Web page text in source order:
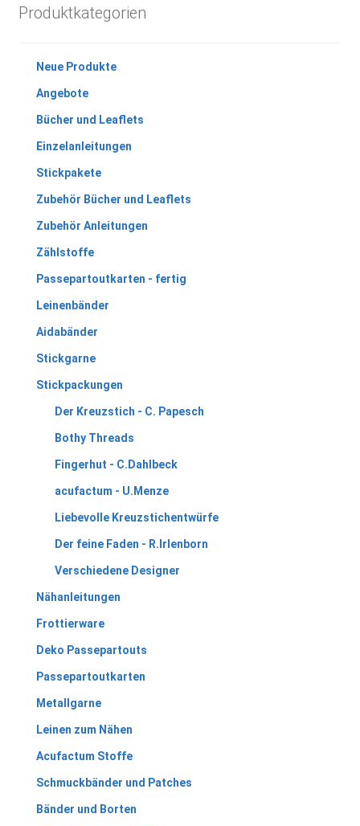
Produktkategorien
Neue Produkte
Angebote
Bücher und Leaflets
Einzelanleitungen
Stickpakete
Zubehör Bücher und Leaflets
Zubehör Anleitungen
Zählstoffe
Passepartoutkarten - fertig
Leinenbänder
Aidabänder
Stickgarne
Stickpackungen
Der Kreuzstich - C. Papesch
Bothy Threads
Fingerhut - C.Dahlbeck
acufactum - U.Menze
Liebevolle Kreuzstichentwürfe
Der feine Faden - R.Irlenborn
Verschiedene Designer
Nähanleitungen
Frottierware
Deko Passepartouts
Passepartoutkarten
Metallgarne
Leinen zum Nähen
Acufactum Stoffe
Schmuckbänder und Patches
Bänder und Borten